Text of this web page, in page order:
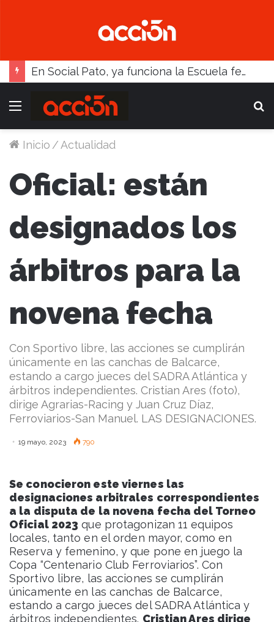
En Social Pato, ya funciona la Escuela femenina de paleta
Menú
Inicio /Actualidad
Oficial: están
designados los
árbitros para la
novena fecha
Con Sportivo libre, las acciones se cumplirán
únicamente en las canchas de Balcarce,
estando a cargo jueces del SADRA Atlántica y
árbitros independientes. Cristian Ares (foto),
dirige Agrarias-Racing y Juan Cruz Díaz,
Ferroviarios-San Manuel. LAS DESIGNACIONES.
19 mayo, 2023 790
Se conocieron este viernes las
designaciones arbitrales correspondientes
a la disputa de la novena fecha del Torneo
Oficial 2023 que protagonizan 11 equipos
locales, tanto en el orden mayor, como en
Reserva y femenino, y que pone en juego la
Copa “Centenario Club Ferroviarios”. Con
Sportivo libre, las acciones se cumplirán
únicamente en las canchas de Balcarce,
estando a cargo jueces del SADRA Atlántica y
árbitros independientes. Cristian Ares dirige